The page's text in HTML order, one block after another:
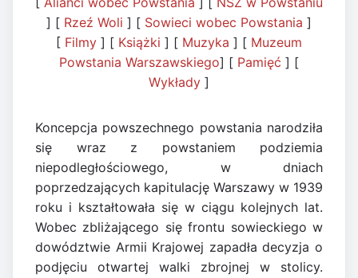
] [ Rzeź Woli ] [ Sowieci wobec Powstania ]
[ Filmy ] [ Książki ] [ Muzyka ] [ Muzeum
Powstania Warszawskiego] [ Pamięć ] [
Wykłady ]
Koncepcja powszechnego powstania narodziła
się wraz z powstaniem podziemia
niepodległościowego, w dniach
poprzedzających kapitulację Warszawy w 1939
roku i kształtowała się w ciągu kolejnych lat.
Wobec zbliżającego się frontu sowieckiego w
dowództwie Armii Krajowej zapadła decyzja o
podjęciu otwartej walki zbrojnej w stolicy.